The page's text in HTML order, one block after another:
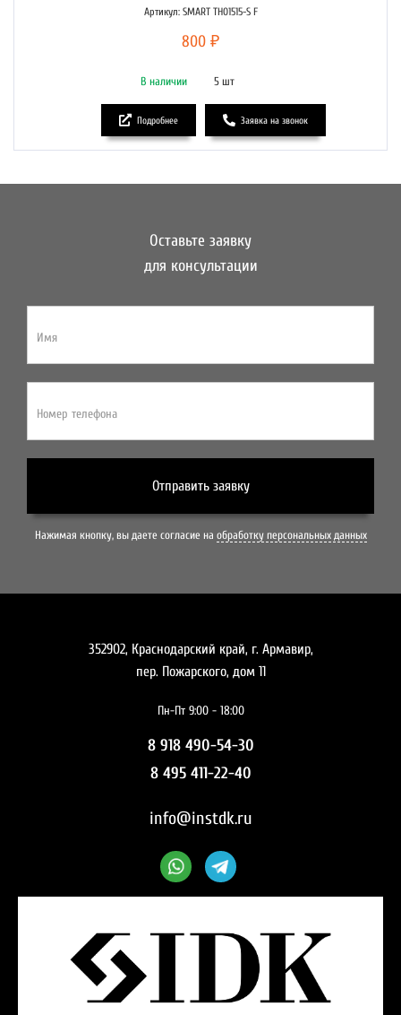
Артикул: SMART TH01515-S F
800 ₽
В наличии 5 шт
Подробнее Заявка на звонок
Оставьте заявку
для консультации
Имя
Номер телефона
Отправить заявку
Нажимая кнопку, вы даете согласие на обработку персональных данных
352902, Краснодарский край, г. Армавир,
пер. Пожарского, дом 11
Пн-Пт 9:00 - 18:00
8 918 490-54-30
8 495 411-22-40
info@instdk.ru